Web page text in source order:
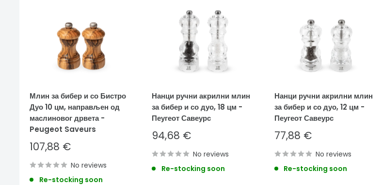
Млин за бибер и со Бистро
Дуо 10 цм, направљен од
маслиновог дрвета -
Peugeot Saveurs
Sale
price
107,88 €
No reviews
Re-stocking soon
Нанци ручни акрилни млин
за бибер и со дуо, 18 цм -
Пеугеот Савеурс
Sale
price
94,68 €
No reviews
Re-stocking soon
Нанци ручни акрилни млин
за бибер и со дуо, 12 цм -
Пеугеот Савеурс
Sale
price
77,88 €
No reviews
Re-stocking soon